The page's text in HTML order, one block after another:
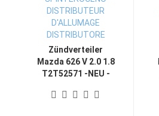
Zündverteiler
Mazda 626 V 2.0 1.8
T2T52571 -NEU -
DISTRIBUTEUR